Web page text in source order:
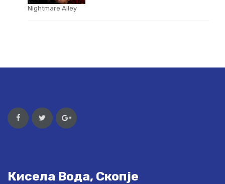
Nightmare Alley
Кисела Вода, Скопје